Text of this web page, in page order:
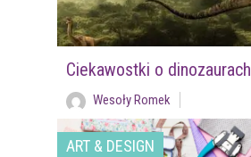
Ciekawostki o dinozaurach
Wesoły Romek
ART & DESIGN